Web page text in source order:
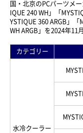
国・北京のPCパーツメ
IQUE 240 WH」「
YSTIQUE 360 ARGB」「
WH ARGB」を2024年11
カテゴリー
水冷クーラー